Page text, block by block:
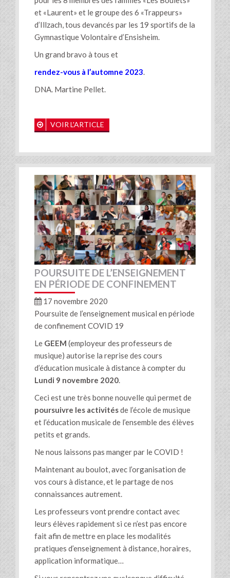
et «Laurent» et le groupe des 6 «Trappeurs»
d’Illzach, tous devancés par les 19 sportifs de la
Gymnastique Volontaire d’Ensisheim.
Un grand bravo à tous et
rendez-vous à l’automne 2023.
DNA. Martine Pellet.
VOIR L'ARTICLE
POURSUITE DE L’ENSEIGNEMENT
EN PÉRIODE DE CONFINEMENT
17 novembre 2020
Poursuite de l’enseignement musical en période
de confinement COVID 19
Le GEEM (employeur des professeurs de
musique) autorise la reprise des cours
d’éducation musicale à distance à compter du
Lundi 9 novembre 2020.
Ceci est une très bonne nouvelle qui permet de
poursuivre les activitésde l’école de musique
et l’éducation musicale de l’ensemble des élèves
petits et grands.
Ne nous laissons pas manger par le COVID !
Maintenant au boulot, avec l’organisation de
vos cours à distance, et le partage de nos
connaissances autrement.
Les professeurs vont prendre contact avec
leurs élèves rapidement si ce n’est pas encore
fait afin de mettre en place les modalités
pratiques d’enseignement à distance, horaires,
application informatique…